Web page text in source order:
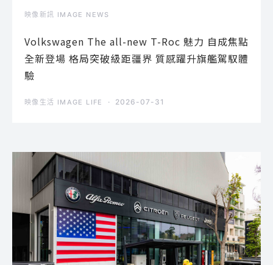
映像新訊 IMAGE NEWS
Volkswagen The all-new T-Roc 魅力 自成焦點
全新登場 格局突破級距疆界 質感躍升旗艦駕馭體
驗
映像生活 IMAGE LIFE 2026-07-31